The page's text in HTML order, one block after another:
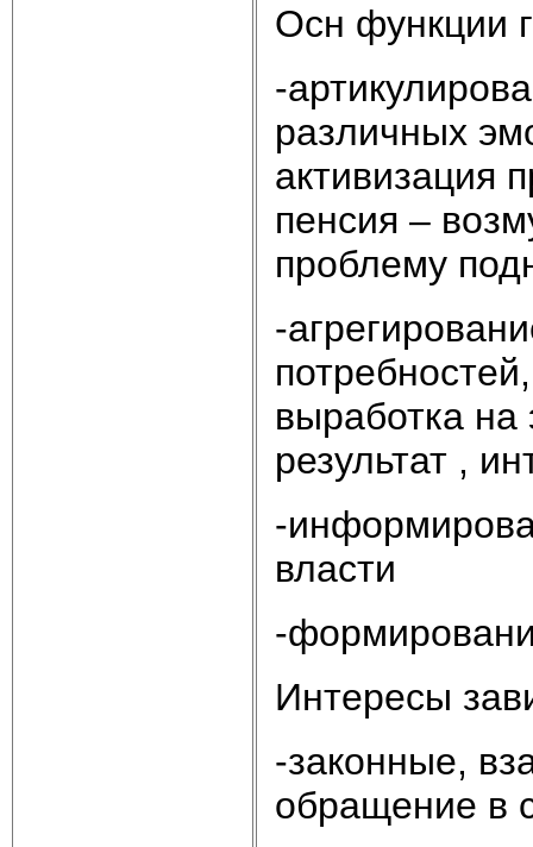
Осн функции
-
различных
активизация
пенсия –
проблему
-
выработка
результат ,
-
власти
-
Интересы
-законные,
обращение в